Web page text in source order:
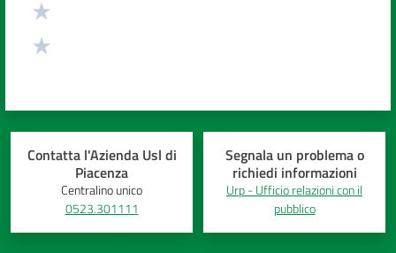
Contatta l'Azienda Usl di
Piacenza
Centralino unico
0523.301111
Segnala un problema o
richiedi informazioni
Urp - Ufficio relazioni con il
pubblico